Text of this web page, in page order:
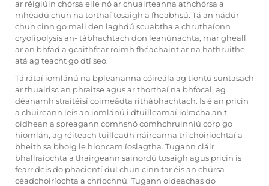
ar réigiúin chórsa eile nó ar chuairteanna athchórsa a
mhéadú chun na torthaí tosaigh a fheabhsú. Tá an nádúr
chun cinn go mall den laghdú scuabtha a chruthaíonn
cryolipolysis an- tábhachtach don leanúnachta, mar gheall
ar an bhfad a gcaithfear roimh fhéachaint ar na hathruithe
atá ag teacht go dtí seo.
Tá rátaí iomlánú na bpleananna cóireála ag tiontú suntasach
ar thuairisc an phraitse agus ar thorthaí na bhfocal, ag
déanamh straitéisí coimeádta ríthábhachtach. Is é an pricin
a chuireann leis an iomlánú i dtuilleamaí iolracha an t-
oidhean a spreagann comhshó comhchruinniú corp go
hiomlán, ag réiteach tuilleadh náireanna trí chóiríochtaí a
bheith sa bholg le hioncam íoslagtha. Tugann cláir
bhallraíochta a thairgeann sainordú tosaigh agus pricin is
fearr deis do phacientí dul chun cinn tar éis an chúrsa
céadchoiríochta a chríochnú. Tugann oideachas do